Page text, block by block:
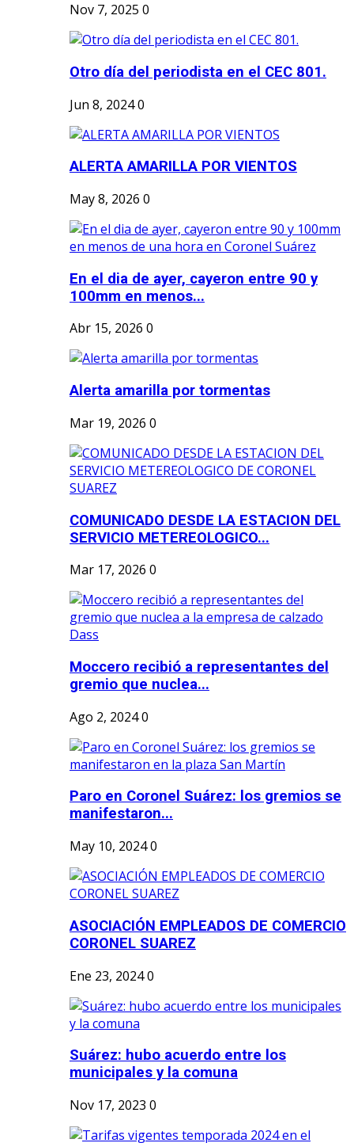
Nov 7, 2025 0
Otro día del periodista en el CEC 801.
Jun 8, 20240
ALERTA AMARILLA POR VIENTOS
May 8, 2026 0
En el dia de ayer, cayeron entre 90 y
100mm en menos...
Abr 15, 2026 0
Alerta amarilla por tormentas
Mar 19, 2026 0
COMUNICADO DESDE LA ESTACION DEL
SERVICIO METEREOLOGICO...
Mar 17, 2026 0
Moccero recibió a representantes del
gremio que nuclea...
Ago 2, 20240
Paro en Coronel Suárez: los gremios se
manifestaron...
May 10, 20240
ASOCIACIÓN EMPLEADOS DE COMERCIO
CORONEL SUAREZ
Ene 23, 20240
Suárez: hubo acuerdo entre los
municipales y la comuna
Nov 17, 2023 0